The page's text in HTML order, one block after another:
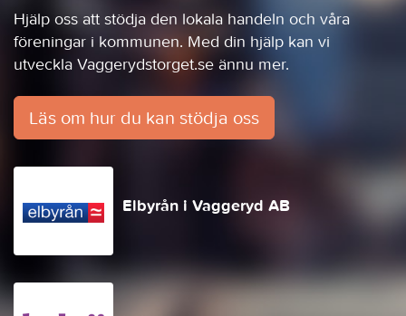
Hjälp oss att stödja den lokala handeln och våra
föreningar i kommunen. Med din hjälp kan vi
utveckla Vaggerydstorget.se ännu mer.
Läs om hur du kan stödja oss
Elbyrån i Vaggeryd AB